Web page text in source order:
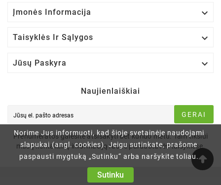
Norime Jus informuoti, kad šioje svetainėje naudojami
slapukai (angl. cookies). Jeigu sutinkate, prašome
paspausti mygtuką „Sutinku“ arba naršykite toliau.
Sutinku
Įmonės Informacija 
Taisyklės Ir Sąlygos 
Jūsų Paskyra 
Naujienlaiškiai
GERAI
Prenumeratos galėsite atsisakyti bet kuriuo metu. Tam tikslui
mūsų kontaktinę informaciją rasite parduotuvės taisyklėse.